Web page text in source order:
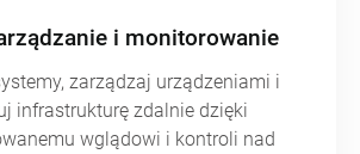
i monitorowanie
zarządzaj urządzeniami i
infrastrukturę zdalnie dzięki
wglądowi i kontroli nad